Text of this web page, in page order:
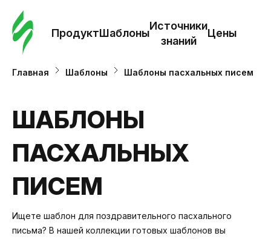
ПродуктШаблоны
Источники
знаний
Цены
Главная Шаблоны Шаблоны пасхальных писем
ШАБЛОНЫ
ПАСХАЛЬНЫХ
ПИСЕМ
Ищете шаблон для поздравительного пасхального
письма? В нашей коллекции готовых шаблонов вы